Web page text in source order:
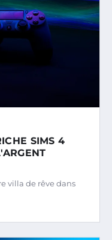
SIMS 4
villa de rêve dans